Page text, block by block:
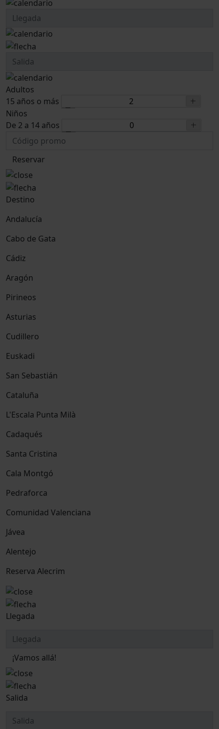
Adultos
15 años o más
Niños
De 2 a 14 años
Reservar
Destino
Andalucía
Cabo de Gata
Cádiz
Aragón
Pirineos
Asturias
Cudillero
Euskadi
San Sebastián
Cataluña
L'Escala Punta Milà
Cadaqués
Santa Cristina
Cala Montgó
Pedraforca
Comunidad Valenciana
Jávea
Alentejo
Reserva Alecrim
Llegada
¡Vamos allá!
Salida